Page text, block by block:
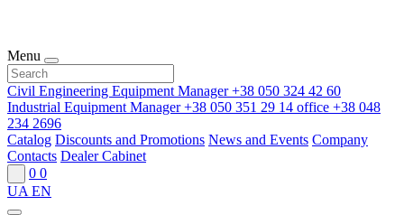
Menu
Civil Engineering Equipment Manager+38 050 324 42 60
Industrial Equipment Manager+38 050 351 29 14 office +38 048
234 2696
Catalog Discounts and Promotions News and Events Company
Contacts Dealer Cabinet
0 0
UA EN